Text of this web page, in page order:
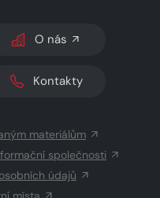
O nás
Kontakty
materiálům
společnosti
údajů